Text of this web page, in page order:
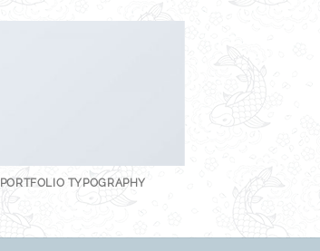
PORTFOLIO TYPOGRAPHY